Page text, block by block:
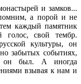
и замков...
а порой и не
каждый памятник
голос, свой тембр.
культуры, он
забытых событиях,
он был. А иногда
взывая к нам и